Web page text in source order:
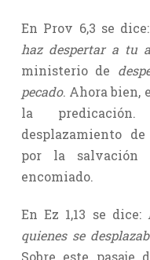
En Prov 6,3 se dice:
haz despertar a tu
ministerio de
pecado. Ahora bien,
la
desplazamiento
por la salvación
encomiado.
En Ez 1,13 se dice:
quienes se
Sobre este pasaje